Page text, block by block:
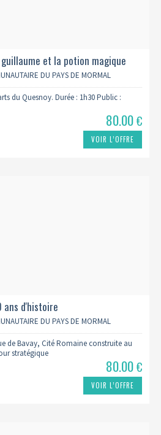
et la potion magique
DU PAYS DE MORMAL
du Quesnoy. Durée : 1h30 Public :
80.00€
VOIR L’OFFRE
ans d'histoire
DU PAYS DE MORMAL
de Bavay, Cité Romaine construite au
stratégique
80.00€
VOIR L’OFFRE